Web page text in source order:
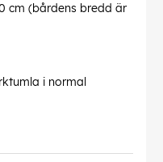
cm (bårdens bredd är
i normal